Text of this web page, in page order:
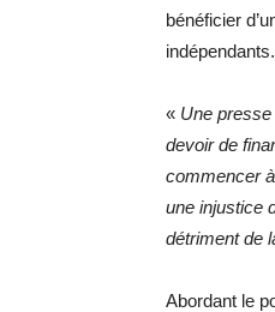
bénéficier
indépendants.
« Une
devoir de
commencer
une injustice
détriment de
Abordant le